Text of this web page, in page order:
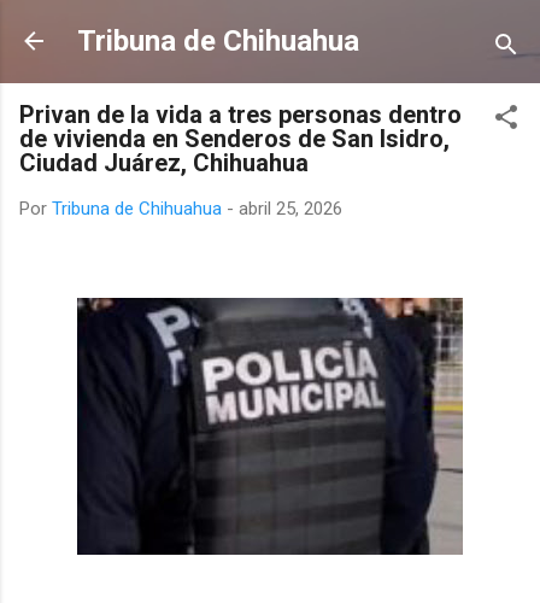
Ir al contenido principal
Tribuna de Chihuahua
Privan de la vida a tres personas dentro
de vivienda en Senderos de San Isidro,
Ciudad Juárez, Chihuahua
Por Tribuna de Chihuahua - abril 25, 2026